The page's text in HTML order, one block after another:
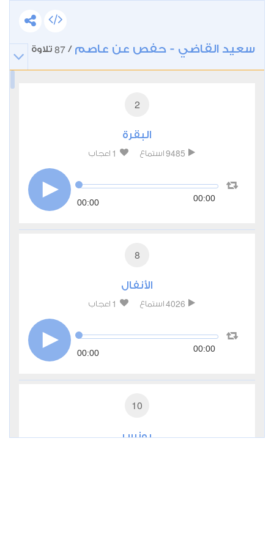
سعيد القاضي - حفص عن عاصم /
87 تلاوة
2
البقرة
9485 استماع 1 اعجاب
00:00 00:00
8
الأنفال
4026 استماع 1 اعجاب
00:00 00:00
10
يونس